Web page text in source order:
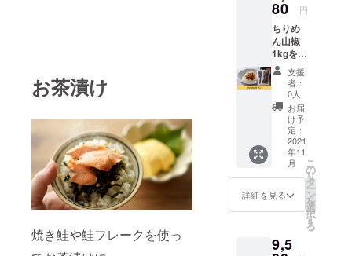
お茶漬け
焼き鮭や鮭フレークを使っ
80 円
ちりめ
ん山椒
1kgをお
届けし
ます。
※送料込
みのお
値段で
す。
支援
者：
0人
お届
け予
定：
2021
年11
月
詳細を見る
こ
の
リ
タ
ー
ン
を
選
択
す
る
9,5